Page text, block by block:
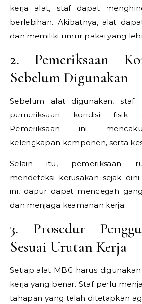
kerja alat, staf dapat
berlebihan. Akibatnya, alat
dan memiliki umur pakai yang
2. Pemeriksaan
Sebelum Digunakan
Sebelum alat digunakan, staf
pemeriksaan kondisi fisik
Pemeriksaan ini
kelengkapan komponen, serta
Selain itu, pemeriksaan
mendeteksi kerusakan sejak
ini, dapur dapat mencegah
dan menjaga keamanan kerja.
3. Prosedur
Sesuai Urutan Kerja
Setiap alat MBG harus
kerja yang benar. Staf perlu
tahapan yang telah ditetapkan